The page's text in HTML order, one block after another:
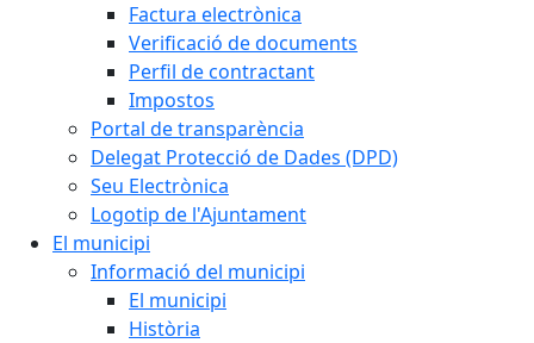
Factura electrònica
Verificació de documents
Perfil de contractant
Impostos
Portal de transparència
Delegat Protecció de Dades (DPD)
Seu Electrònica
Logotip de l'Ajuntament
El municipi
Informació del municipi
El municipi
Història